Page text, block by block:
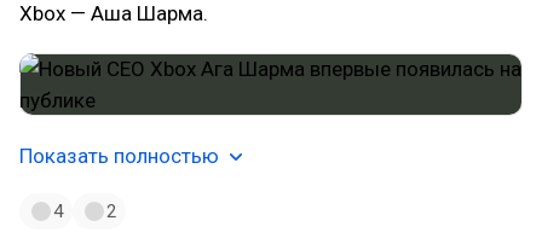
Xbox — Аша Шарма.
Показать полностью
4 2